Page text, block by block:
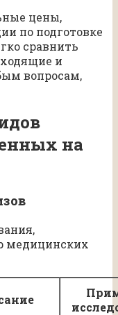
цены,
по подготовке
сравнить
и
вопросам,
на
медицинских